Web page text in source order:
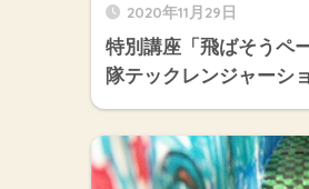
2020年11月29日
特別講座「飛ばそうペ
隊テックレンジャーシ